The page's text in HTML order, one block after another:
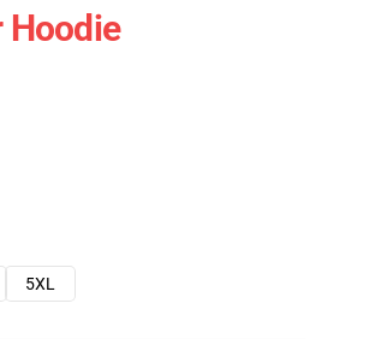
Hoodie
5XL